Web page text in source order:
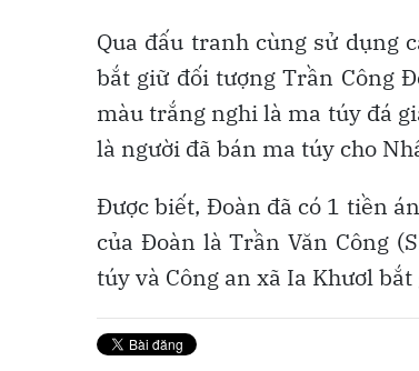
Qua đấu tranh cùng sử dụng
bắt giữ đối tượng Trần Công
màu trắng nghi là ma túy đá
là người đã bán ma túy cho
Được biết, Đoàn đã có 1 tiền
của Đoàn là Trần Văn Công
túy và Công an xã Ia Khươl